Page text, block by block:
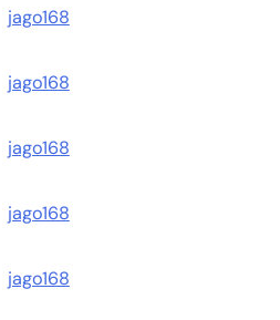
jago168
jago168
jago168
jago168
jago168